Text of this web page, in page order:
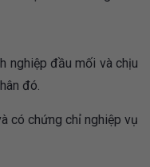
nghiệp đầu mối và chịu
đó.
có chứng chỉ nghiệp vụ